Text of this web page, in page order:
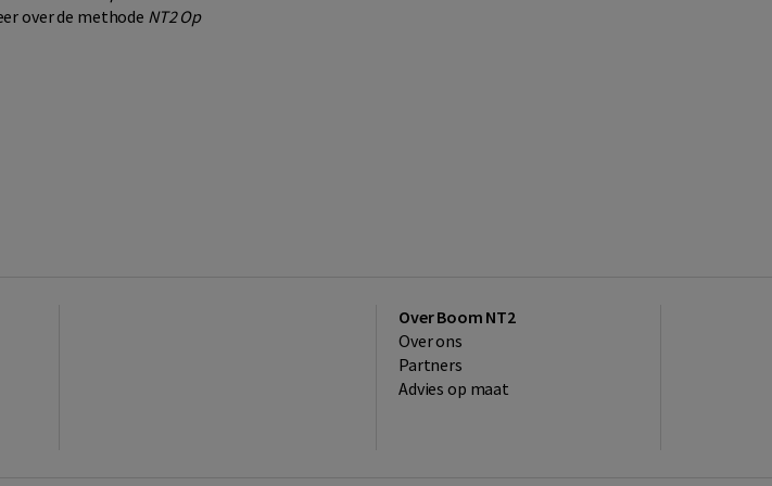
over de methode NT2 Op
Over Boom NT2
Over ons
Partners
Advies op maat